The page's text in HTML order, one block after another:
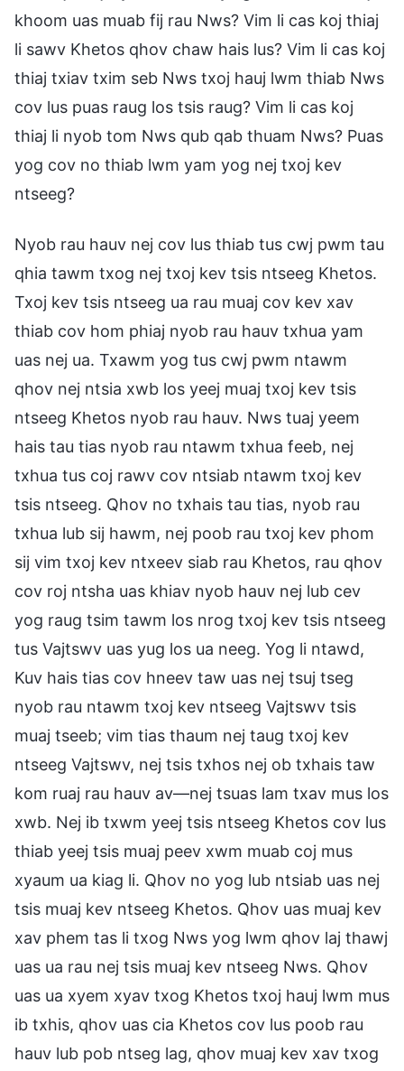
khoom uas muab fij rau Nws? Vim li cas koj thiaj
li sawv Khetos qhov chaw hais lus? Vim li cas koj
thiaj txiav txim seb Nws txoj hauj lwm thiab Nws
cov lus puas raug los tsis raug? Vim li cas koj
thiaj li nyob tom Nws qub qab thuam Nws? Puas
yog cov no thiab lwm yam yog nej txoj kev
ntseeg?
Nyob rau hauv nej cov lus thiab tus cwj pwm tau
qhia tawm txog nej txoj kev tsis ntseeg Khetos.
Txoj kev tsis ntseeg ua rau muaj cov kev xav
thiab cov hom phiaj nyob rau hauv txhua yam
uas nej ua. Txawm yog tus cwj pwm ntawm
qhov nej ntsia xwb los yeej muaj txoj kev tsis
ntseeg Khetos nyob rau hauv. Nws tuaj yeem
hais tau tias nyob rau ntawm txhua feeb, nej
txhua tus coj rawv cov ntsiab ntawm txoj kev
tsis ntseeg. Qhov no txhais tau tias, nyob rau
txhua lub sij hawm, nej poob rau txoj kev phom
sij vim txoj kev ntxeev siab rau Khetos, rau qhov
cov roj ntsha uas khiav nyob hauv nej lub cev
yog raug tsim tawm los nrog txoj kev tsis ntseeg
tus Vajtswv uas yug los ua neeg. Yog li ntawd,
Kuv hais tias cov hneev taw uas nej tsuj tseg
nyob rau ntawm txoj kev ntseeg Vajtswv tsis
muaj tseeb; vim tias thaum nej taug txoj kev
ntseeg Vajtswv, nej tsis txhos nej ob txhais taw
kom ruaj rau hauv av—nej tsuas lam txav mus los
xwb. Nej ib txwm yeej tsis ntseeg Khetos cov lus
thiab yeej tsis muaj peev xwm muab coj mus
xyaum ua kiag li. Qhov no yog lub ntsiab uas nej
tsis muaj kev ntseeg Khetos. Qhov uas muaj kev
xav phem tas li txog Nws yog lwm qhov laj thawj
uas ua rau nej tsis muaj kev ntseeg Nws. Qhov
uas ua xyem xyav txog Khetos txoj hauj lwm mus
ib txhis, qhov uas cia Khetos cov lus poob rau
hauv lub pob ntseg lag, qhov muaj kev xav txog